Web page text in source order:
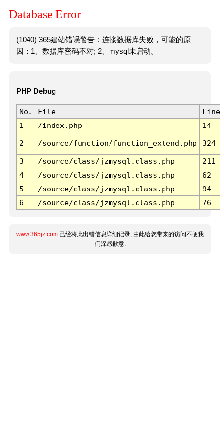
Database Error
(1040) 365建站错误警告：连接数据库失败，可能的原
因：1、数据库密码不对; 2、mysql未启动。
PHP Debug
No. File
Line
1
/index.php 14
2 /source/function/function_extend.php 324
3 /source/class/jzmysql.class.php
211
4
/source/class/jzmysql.class.php
62
5
/source/class/jzmysql.class.php
94
6
/source/class/jzmysql.class.php 76
www.365jz.com 已经将此出错信息详细记录, 由此给您带来的访问不便我
们深感歉意.